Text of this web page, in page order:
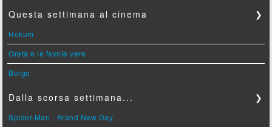
Questa settimana al cinema ❯
Hokum
Greta e le favole vere
Borgo
Dalla scorsa settimana... ❯
Spider-Man - Brand New Day